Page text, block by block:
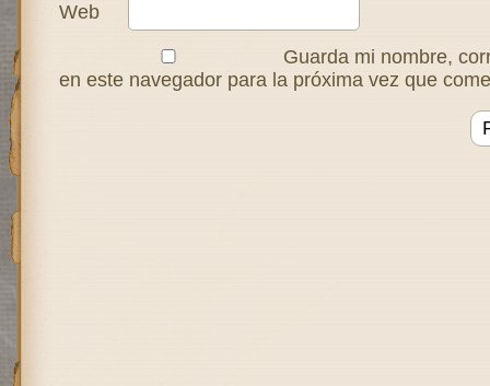
Web
Guarda mi nombre,
en este navegador para la próxima vez que